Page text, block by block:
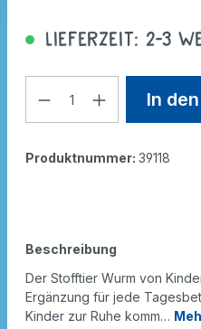
Lieferzeit: 2-3
In
Produktnummer: 39118
Beschreibung
Der Stofftier Wurm von
Ergänzung für jede
Kinder zur Ruhe komm…